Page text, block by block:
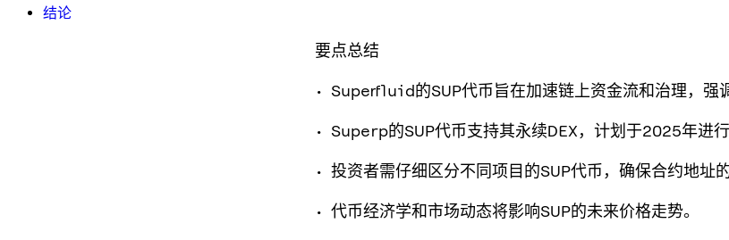
结论
要点总结
• Superfluid的SUP代币旨在加速链上资金流和治理，强
• Superp的SUP代币支持其永续DEX，计划于2025年进行
• 投资者需仔细区分不同项目的SUP代币，确保合约地址的
• 代币经济学和市场动态将影响SUP的未来价格走势。